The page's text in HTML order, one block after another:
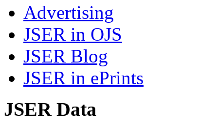
Advertising
JSER in OJS
JSER Blog
JSER in ePrints
JSER Data